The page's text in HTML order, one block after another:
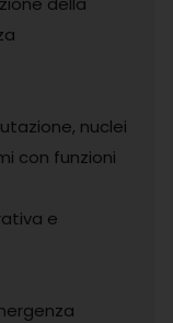
nuclei
con funzioni
e